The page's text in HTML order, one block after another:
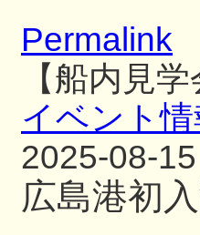
Permalink
【船内見
イベント情
2025-08-15
広島港初